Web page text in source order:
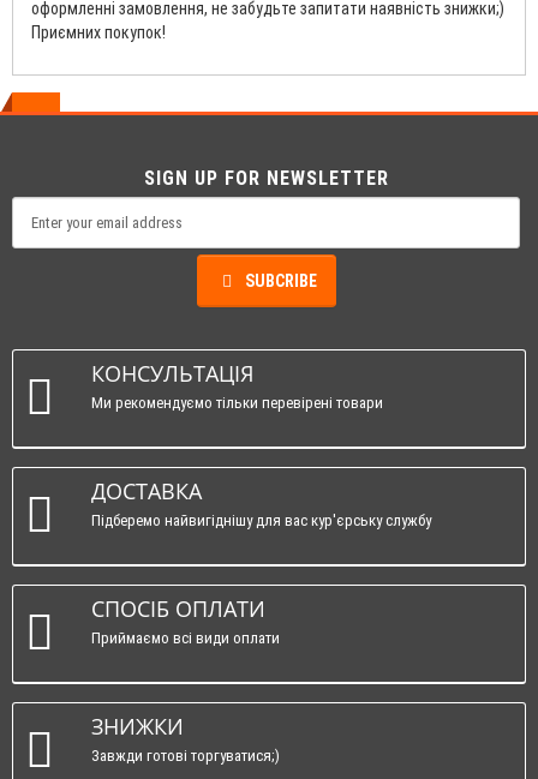
оформленні замовлення, не забудьте запитати наявність знижки;)
Приємних покупок!
SIGN UP FOR NEWSLETTER
SUBCRIBE
КОНСУЛЬТАЦІЯ
Ми рекомендуємо тільки перевірені товари
ДОСТАВКА
Підберемо найвигіднішу для вас кур'єрську службу
СПОСІБ ОПЛАТИ
Приймаємо всі види оплати
ЗНИЖКИ
Завжди готові торгуватися;)